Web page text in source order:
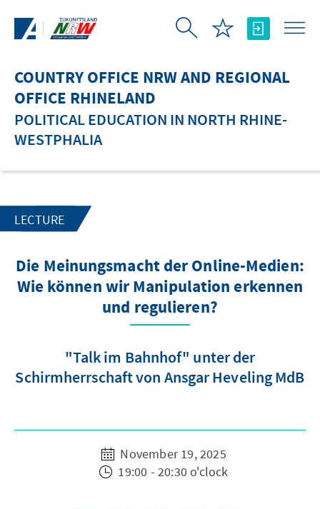
COUNTRY OFFICE NRW AND REGIONAL
OFFICE RHINELAND
POLITICAL EDUCATION IN NORTH RHINE-
WESTPHALIA
LECTURE
Die Meinungsmacht der Online-Medien:
Wie können wir Manipulation erkennen
und regulieren?
"Talk im Bahnhof" unter der
Schirmherrschaft von Ansgar Heveling MdB
November 19, 2025
19:00 - 20:30 o'clock